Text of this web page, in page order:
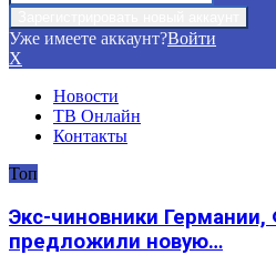
Уже имеете аккаунт?Войти
X
Новости
ТВ Онлайн
Контакты
Топ
Экс-чиновники
предложили новую…